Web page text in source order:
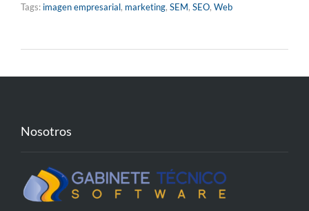
Tags: imagen empresarial, marketing, SEM, SEO, Web
Nosotros